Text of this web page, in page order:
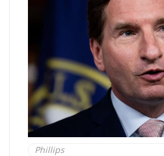
Phillips